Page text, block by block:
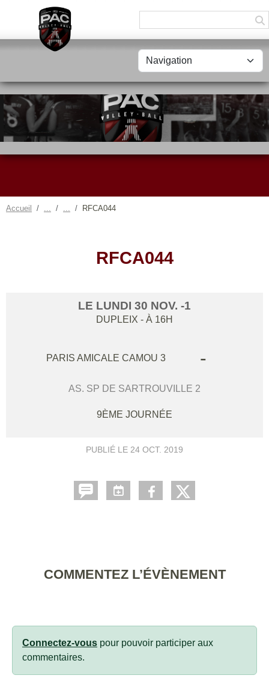
Accueil RFCA044
RFCA044
LE LUNDI 30 NOV. -1
DUPLEIX - À 16H
PARIS AMICALE CAMOU 3 -
AS. SP DE SARTROUVILLE 2
9ÈME JOURNÉE
PUBLIÉ LE 24 OCT. 2019
COMMENTEZ L’ÉVÈNEMENT
Connectez-vous pour pouvoir participer aux
commentaires.
Panneau de gestion des cookies